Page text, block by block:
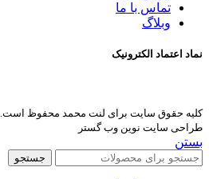
تماس با ما
وبلاگ
نماد اعتماد الکترونیک
کلیه حقوق سایت برای لنت محمد محفوظ است.
طراحی سایت نوین وب گستر
بستن
جستجو